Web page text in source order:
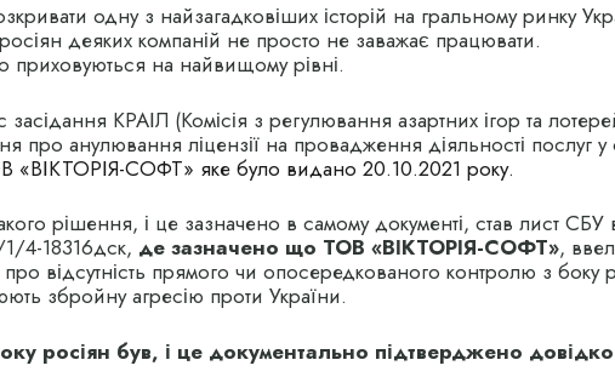
одну з найзагадковіших історій на гральному ринку
деяких компаній не просто не заважає працювати.
приховуються на найвищому рівні.
КРАІЛ (Комісія з регулювання азартних ігор та
про анулювання ліцензії на провадження діяльності послуг у
«ВІКТОРІЯ-СОФТ» яке було видано 20.10.2021 року.
рішення, і це зазначено в самому документі, став лист СБУ
4-18316дск, де зазначено що ТОВ «ВІКТОРІЯ-СОФТ»,
відсутність прямого чи опосередкованого контролю з боку
збройну агресію проти України.
росіян був, і це документально підтверджено